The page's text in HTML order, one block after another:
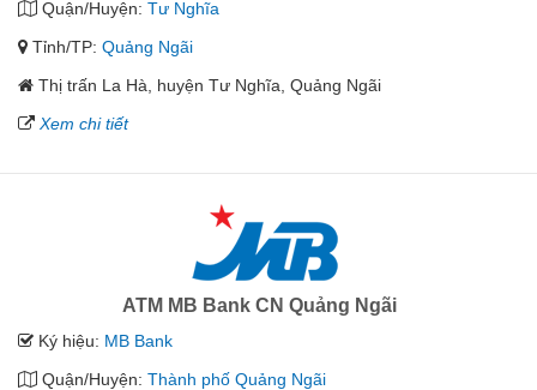
Quận/Huyện: Tư Nghĩa
Tỉnh/TP: Quảng Ngãi
Thị trấn La Hà, huyện Tư Nghĩa, Quảng Ngãi
Xem chi tiết
ATM MB Bank CN Quảng Ngãi
Ký hiệu: MB Bank
Quận/Huyện: Thành phố Quảng Ngãi